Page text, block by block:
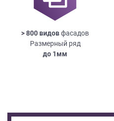
> 800 видовфасадов
Размерный ряд
до 1мм